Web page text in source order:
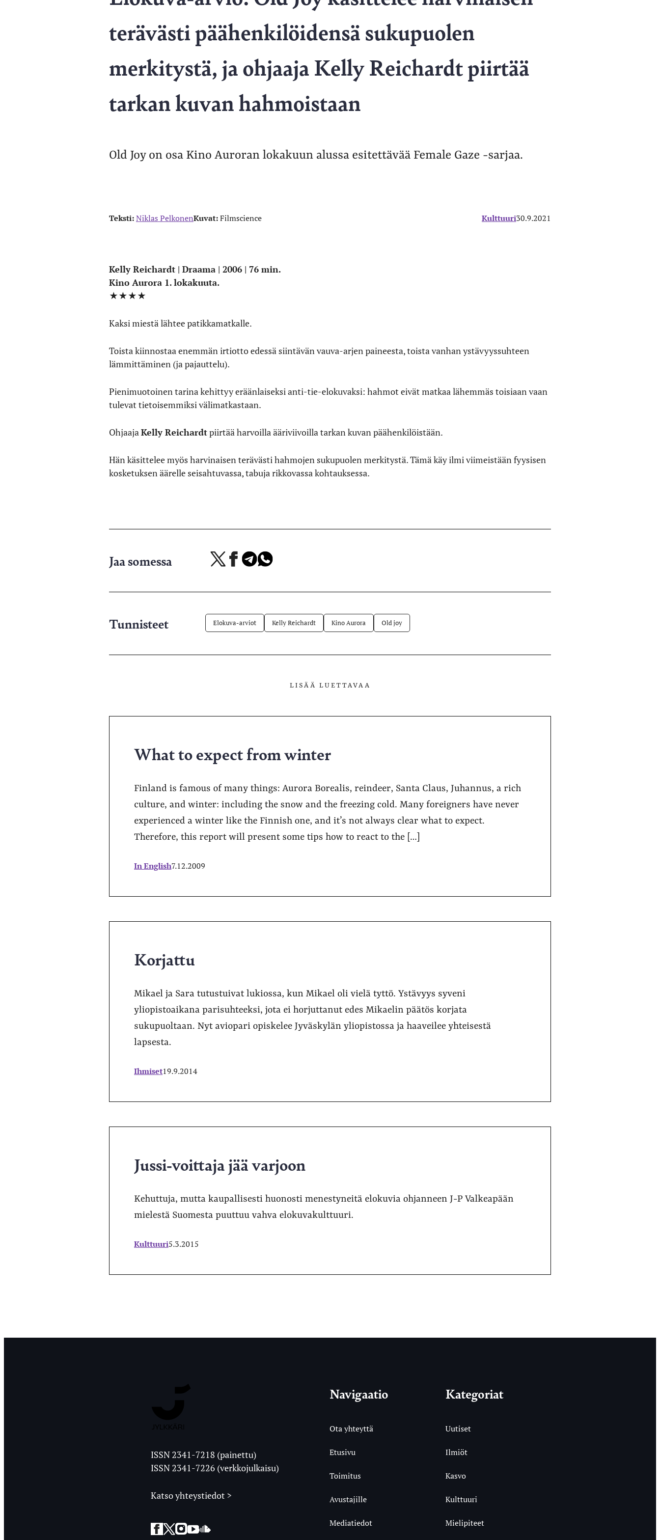
terävästi päähenkilöidensä sukupuolen
merkitystä, ja ohjaaja Kelly Reichardt piirtää
tarkan kuvan hahmoistaan
Old Joy on osa Kino Auroran lokakuun alussa esitettävää Female Gaze -sarjaa.
Teksti:Niklas PelkonenKuvat:Filmscience Kulttuuri30.9.2021
Kelly Reichardt | Draama | 2006 | 76 min.
Kino Aurora 1. lokakuuta.
★★★★
Kaksi miestä lähtee patikkamatkalle.
Toista kiinnostaa enemmän irtiotto edessä siintävän vauva-arjen paineesta, toista vanhan ystävyyssuhteen
lämmittäminen (ja pajauttelu).
Pienimuotoinen tarina kehittyy eräänlaiseksi anti-tie-elokuvaksi: hahmot eivät matkaa lähemmäs toisiaan vaan
tulevat tietoisemmiksi välimatkastaan.
OhjaajaKelly Reichardtpiirtää harvoilla ääriviivoilla tarkan kuvan päähenkilöistään.
Hän käsittelee myös harvinaisen terävästi hahmojen sukupuolen merkitystä. Tämä käy ilmi viimeistään fyysisen
kosketuksen äärelle seisahtuvassa, tabuja rikkovassa kohtauksessa.
Jaa somessa
Jaa
palvelussa
Jaa Jaa Jaa
Tunnisteet Elokuva-arviot Kelly Reichardt Kino Aurora Old joy
LISÄÄ LUETTAVAA
What to expect from winter
Finland is famous of many things: Aurora Borealis, reindeer, Santa Claus, Juhannus, a rich
culture, and winter: including the snow and the freezing cold. Many foreigners have never
experienced a winter like the Finnish one, and it’s not always clear what to expect.
Therefore, this report will present some tips how to react to the […]
In English7.12.2009
Korjattu
Mikael ja Sara tutustuivat lukiossa, kun Mikael oli vielä tyttö. Ystävyys syveni
yliopistoaikana parisuhteeksi, jota ei horjuttanut edes Mikaelin päätös korjata
sukupuoltaan. Nyt aviopari opiskelee Jyväskylän yliopistossa ja haaveilee yhteisestä
lapsesta.
Ihmiset19.9.2014
Jussi-voittaja jää varjoon
Kehuttuja, mutta kaupallisesti huonosti menestyneitä elokuvia ohjanneen J-P Valkeapään
mielestä Suomesta puuttuu vahva elokuvakulttuuri.
Kulttuuri5.3.2015
Ylioppilaslehti
ISSN 2341-7218 (painettu)
ISSN 2341-7226 (verkkojulkaisu)
Katso yhteystiedot >
Facebook
Twitter
Instagram
YouTubeSoundCloud
Navigaatio
Ota yhteyttä
Etusivu
Toimitus
Avustajille
Mediatiedot
Kategoriat
Uutiset
Ilmiöt
Kasvo
Kulttuuri
Mielipiteet